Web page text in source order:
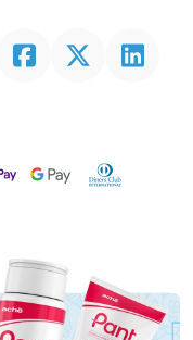
FacebookTwitter Linkedin
Google PayDiners Club